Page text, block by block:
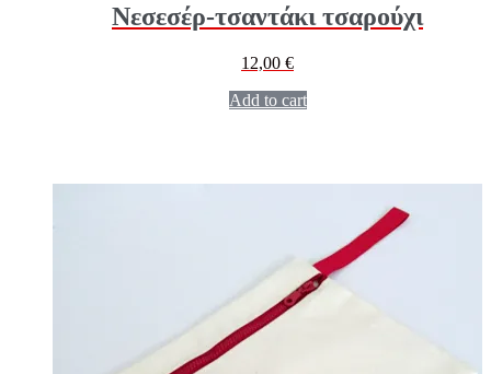
Νεσεσέρ-τσαντάκι τσαρούχι
12,00 €
Add to cart